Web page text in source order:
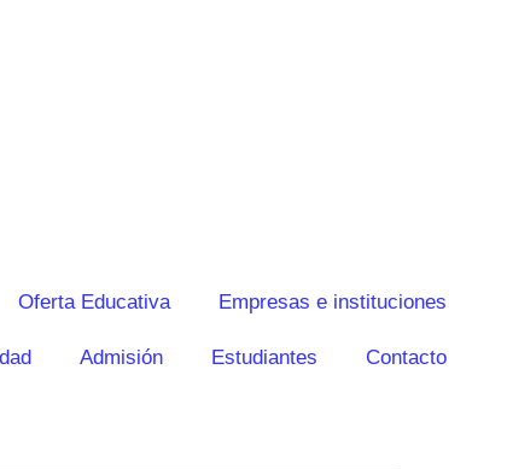
Oferta Educativa Empresas e instituciones
Admisión Estudiantes Contacto